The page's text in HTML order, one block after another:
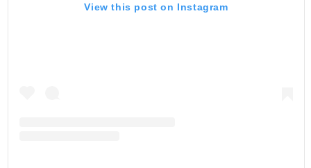
View this post on Instagram